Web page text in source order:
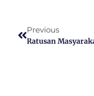
Previous